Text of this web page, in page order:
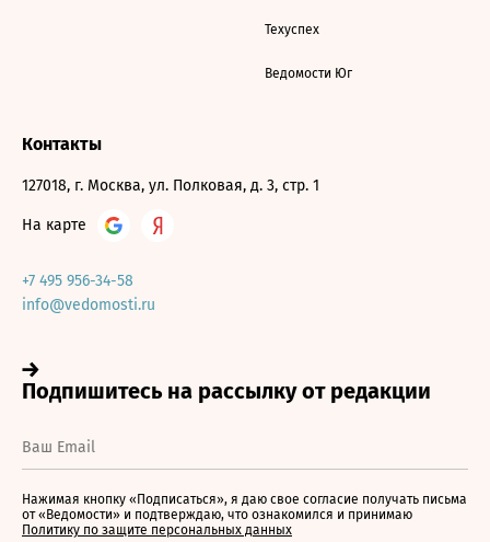
Техуспех
Ведомости Юг
Контакты
127018, г. Москва, ул. Полковая, д. 3, стр. 1
На карте
+7 495 956-34-58
info@vedomosti.ru
Нажимая кнопку «Подписаться», я даю свое согласие получать письма
от «Ведомости» и подтверждаю, что ознакомился и принимаю
Политику по защите персональных данных